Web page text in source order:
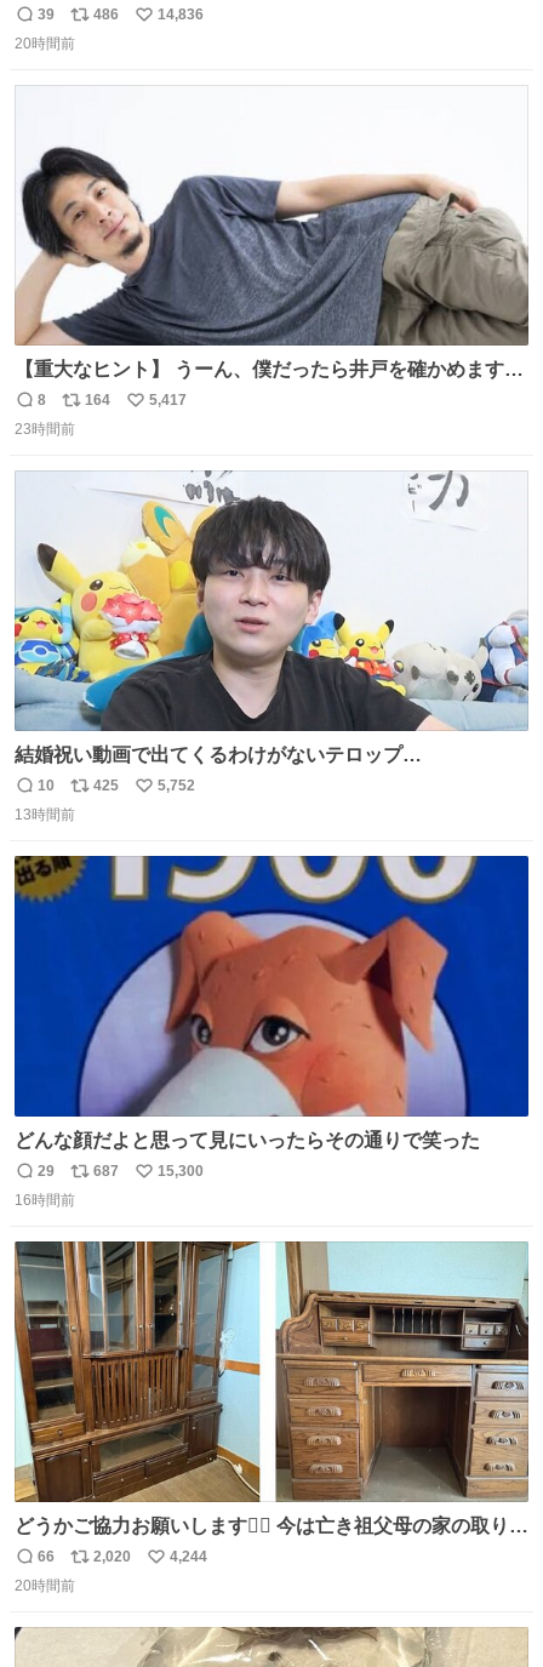
ません！すぐ消します」 店員「念のためフォルダから消し
返
信
39
リ
ポ
486
い
14,836
20時間前
【重大なヒント】 うーん、僕だったら井戸を確かめますけ
どね
返
信
8
リ
ポ
164
い
数
5,417
23時間前
結婚祝い動画で出てくるわけがないテロップ
youtu.be/4pJ7U22AYtw
返
信
10
リ
ポ
ト
数
425
い
5,752
13時間前
どんな顔だよと思って見にいったらその通りで笑った
返
信
29
リ
ポ
ト
数
687
い
数
15,300
16時間前
どうかご協力お願いします🙇‍♂️ 今は亡き祖父母の家の取り壊
しが決まり、どうしても処分して欲しくない食器棚と机の
引き取り手を探しております この2つは私の祖母が当初一
さで亡くなりましたが、この家具達をとても大切にしてお
返
信
66
リ
ポ
2,020
い
数
4,244
20時間前